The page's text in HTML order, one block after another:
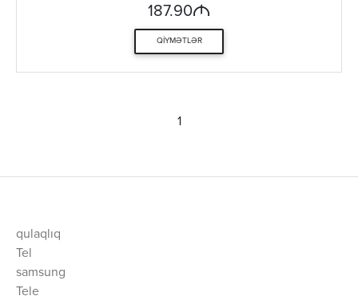
187.90M
QIYMƏTLƏR
1
qulaqlıq
Tel
samsung
Tele